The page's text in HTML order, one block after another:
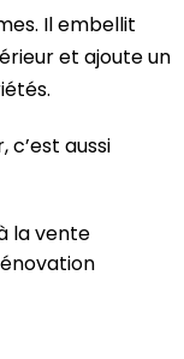
Il embellit
et ajoute un
c’est aussi
la vente